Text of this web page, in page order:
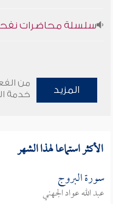
سلسلة محاضرات نفحات
المزيد
من
خدمة
الأكثر استماعا لهذا الشهر
سورة البروج
عبد الله عواد الجهني